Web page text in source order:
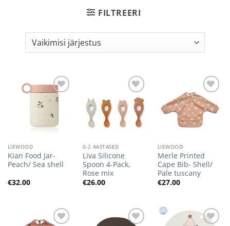
FILTREERI
Lisa
soovilisti
LIEWOOD
Kian Food Jar-
Peach/ Sea shell
€32.00
Lisa
soovilisti
0-2 AASTASED
Liva Silicone
Spoon 4-Pack,
Rose mix
€26.00
Lisa
soovilisti
LIEWOOD
Merle Printed
Cape Bib- Shell/
Pale tuscany
€27.00